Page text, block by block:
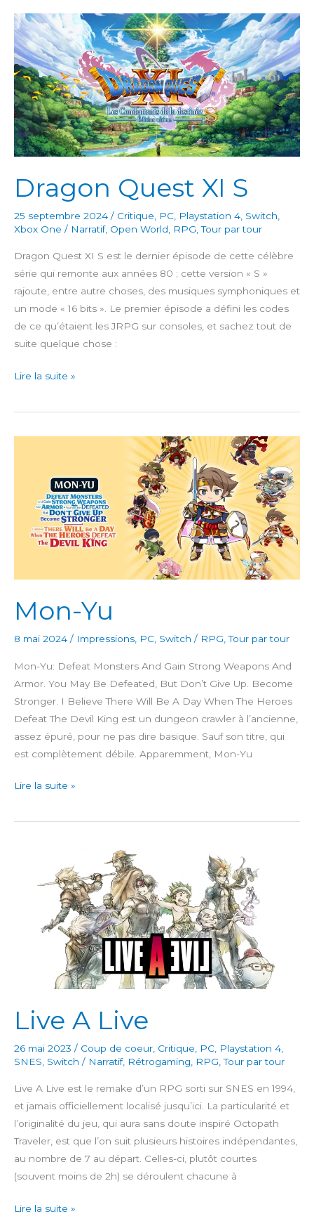
Dragon Quest XI S
25 septembre 2024 / Critique PC Playstation 4 Switch
Xbox One / Narratif, Open World RPG ,Tour par tour
Dragon Quest XI S est le dernier épisode de cette célèbre
série qui remonte aux années 80 ; cette version « S »
rajoute, entre autre choses, des musiques symphoniques et
un mode « 16 bits ». Le premier épisode a défini les codes
de ce qu’étaient les JRPG sur consoles, et sachez tout de
suite quelque chose :
Dragon
XI
Lire la suite »
Mon-Yu
8 mai 2024 / Impressions PC Switch / RPG ,Tour par tour
Mon-Yu: Defeat Monsters And Gain Strong Weapons And
Armor. You May Be Defeated, But Don’t Give Up. Become
Stronger. I Believe There Will Be A Day When The Heroes
Defeat The Devil King est un dungeon crawler à l’ancienne,
assez épuré, pour ne pas dire basique. Sauf son titre, qui
est complètement débile. Apparemment, Mon-Yu
Mon-
Lire la suite »
Live A Live
26 mai 2023 / Coup de coeur Critique PC Playstation 4
SNES Switch / Narratif, Rétrogaming RPG ,Tour par tour
Live A Live est le remake d’un RPG sorti sur SNES en 1994,
et jamais officiellement localisé jusqu’ici. La particularité et
l’originalité du jeu, qui aura sans doute inspiré Octopath
Traveler, est que l’on suit plusieurs histoires indépendantes,
au nombre de 7 au départ. Celles-ci, plutôt courtes
(souvent moins de 2h) se déroulent chacune à
Live
Lire la suite »